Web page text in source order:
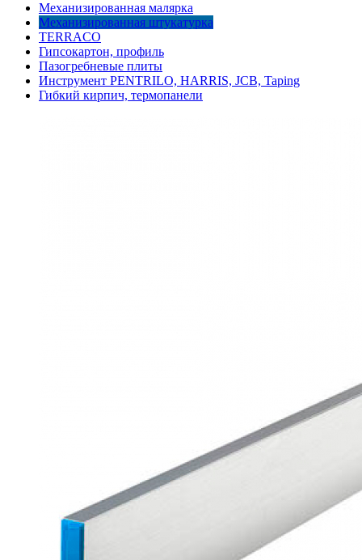
Механизированная малярка
Механизированная штукатурка
TERRACO
Гипсокартон, профиль
Пазогребневые плиты
Инструмент PENTRILO, HARRIS, JCB, Taping
Гибкий кирпич, термопанели